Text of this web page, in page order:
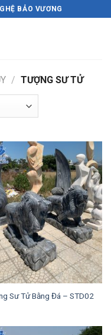
BẢO VƯƠNG
/ TƯỢNG SƯ TỬ
Sư Tử Bằng Đá – STD02